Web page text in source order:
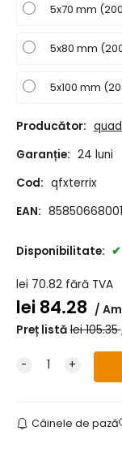
5x70 mm
5x80 mm
5x100 mm
Producător:
Garanție: 24 luni
Cod: qfxterrix
EAN:
Disponibilitate:
lei 70.82 fără TVA
lei84.28
Preț listă lei105.35
Câinele de pază